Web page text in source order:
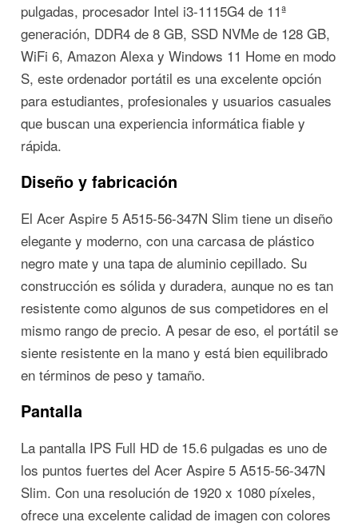
pulgadas, procesador Intel i3-1115G4 de 11ª
generación, DDR4 de 8 GB, SSD NVMe de 128 GB,
WiFi 6, Amazon Alexa y Windows 11 Home en modo
S, este ordenador portátil es una excelente opción
para estudiantes, profesionales y usuarios casuales
que buscan una experiencia informática fiable y
rápida.
Diseño y fabricación
El Acer Aspire 5 A515-56-347N Slim tiene un diseño
elegante y moderno, con una carcasa de plástico
negro mate y una tapa de aluminio cepillado. Su
construcción es sólida y duradera, aunque no es tan
resistente como algunos de sus competidores en el
mismo rango de precio. A pesar de eso, el portátil se
siente resistente en la mano y está bien equilibrado
en términos de peso y tamaño.
Pantalla
La pantalla IPS Full HD de 15.6 pulgadas es uno de
los puntos fuertes del Acer Aspire 5 A515-56-347N
Slim. Con una resolución de 1920 x 1080 píxeles,
ofrece una excelente calidad de imagen con colores